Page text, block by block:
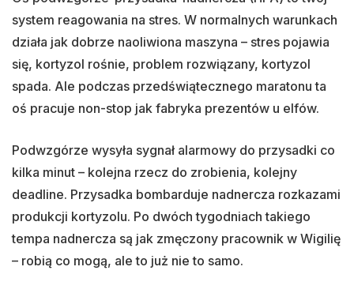
system reagowania na stres. W normalnych warunkach
działa jak dobrze naoliwiona maszyna – stres pojawia
się, kortyzol rośnie, problem rozwiązany, kortyzol
spada. Ale podczas przedświątecznego maratonu ta
oś pracuje non-stop jak fabryka prezentów u elfów.
Podwzgórze wysyła sygnał alarmowy do przysadki co
kilka minut – kolejna rzecz do zrobienia, kolejny
deadline. Przysadka bombarduje nadnercza rozkazami
produkcji kortyzolu. Po dwóch tygodniach takiego
tempa nadnercza są jak zmęczony pracownik w Wigilię
– robią co mogą, ale to już nie to samo.